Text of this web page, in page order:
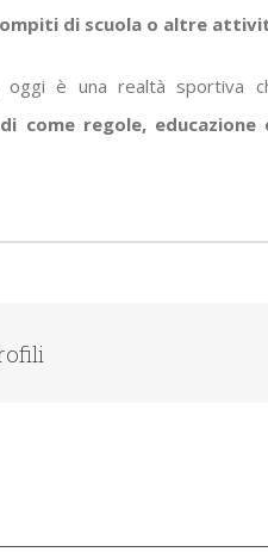
di scuola o altre
oggi è una realtà
come regole,